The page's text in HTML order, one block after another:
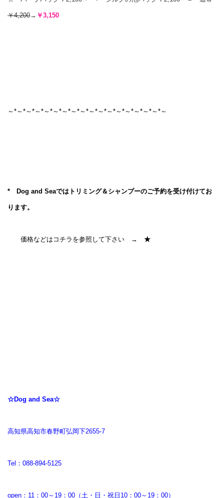
￥4,200→ ￥3,150
～*～*～*～*～*～*～*～*～*～*～*～*～*～*～*～*～*～
* Dog and Seaではトリミング＆シャンプーのご予約を受け付けてお
ります。
価格などはコチラを参照して下さい → ★
☆Dog and Sea☆
高知県高知市春野町弘岡下2655-7
Tel：088-894-5125
open：11：00～19：00（土・日・祝日10：00～19：00）